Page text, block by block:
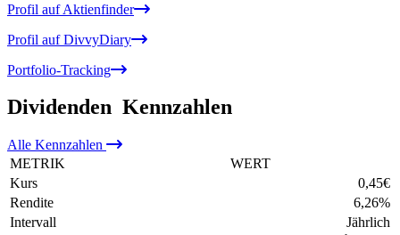
Profil auf Aktienfinder
Profil auf DivvyDiary
Portfolio-Tracking
Dividenden Kennzahlen
Alle Kennzahlen
METRIK
WERT
Kurs
0,45€
Rendite
6,26%
Intervall
Jährlich